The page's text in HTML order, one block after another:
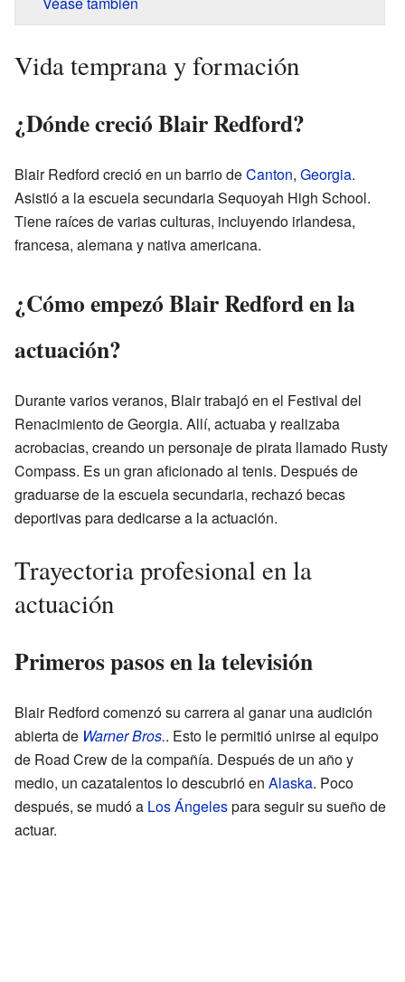
Vida temprana y formación
¿Dónde creció Blair Redford?
Blair Redford creció en un barrio deCanton, Georgia.
Asistió a la escuela secundaria Sequoyah High School.
Tiene raíces de varias culturas, incluyendo irlandesa,
francesa, alemana y nativa americana.
¿Cómo empezó Blair Redford en la
actuación?
Durante varios veranos, Blair trabajó en el Festival del
Renacimiento de Georgia. Allí, actuaba y realizaba
acrobacias, creando un personaje de pirata llamado Rusty
Compass. Es un gran aficionado al tenis. Después de
graduarse de la escuela secundaria, rechazó becas
deportivas para dedicarse a la actuación.
Trayectoria profesional en la
actuación
Primeros pasos en la televisión
Blair Redford comenzó su carrera al ganar una audición
abierta de Warner Bros.. Esto le permitió unirse al equipo
de Road Crew de la compañía. Después de un año y
medio, un cazatalentos lo descubrió en Alaska. Poco
después, se mudó a Los Ángelespara seguir su sueño de
actuar.